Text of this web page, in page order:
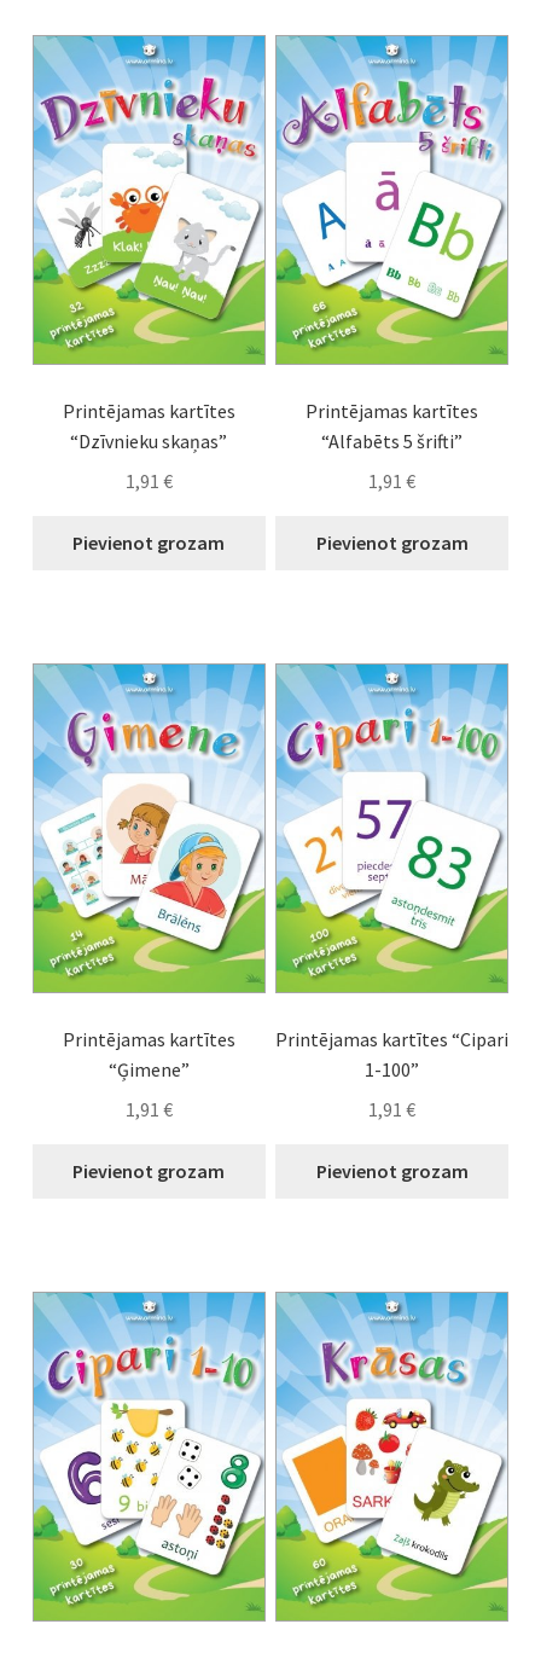
Printējamas kartītes
“Dzīvnieku skaņas”
1,91 €
Pievienot grozam
Printējamas kartītes
“Alfabēts 5 šrifti”
1,91€
Pievienot grozam
Printējamas kartītes
“Ģimene”
1,91 €
Pievienot grozam
Printējamas kartītes “Cipari
1-100”
1,91€
Pievienot grozam